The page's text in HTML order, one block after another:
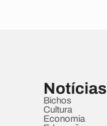
Notícias
Bichos
Cultura
Economia